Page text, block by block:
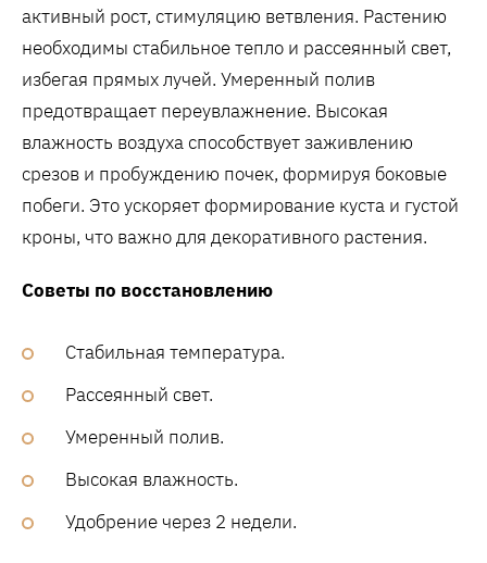
активный рост, стимуляцию ветвления. Растению
необходимы стабильное тепло и рассеянный свет,
избегая прямых лучей. Умеренный полив
предотвращает переувлажнение. Высокая
влажность воздуха способствует заживлению
срезов и пробуждению почек, формируя боковые
побеги. Это ускоряет формирование куста и густой
кроны, что важно для декоративного растения.
Советы по восстановлению
Стабильная температура.
Рассеянный свет.
Умеренный полив.
Высокая влажность.
Удобрение через 2 недели.